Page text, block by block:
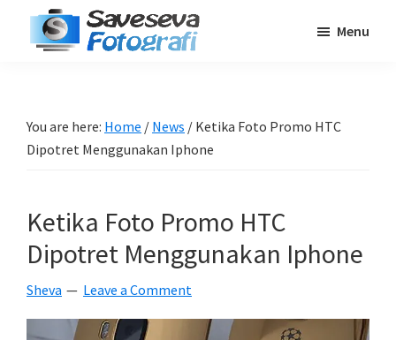
Pemula
-
Tutorial
-
Berita
-
Traveling
Menu
You are here: Home / News / Ketika Foto Promo HTC
Dipotret Menggunakan Iphone
Ketika Foto Promo HTC
Dipotret Menggunakan Iphone
Sheva Leave a Comment